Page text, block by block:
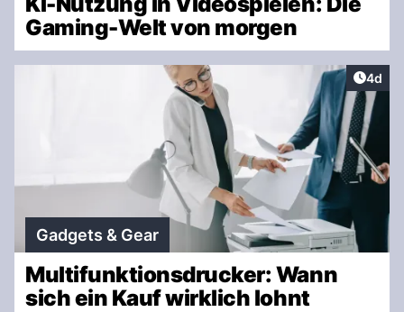
Gaming-Welt von morgen
4d
Gadgets & Gear
Multifunktionsdrucker: Wann
sich ein Kauf wirklich lohnt